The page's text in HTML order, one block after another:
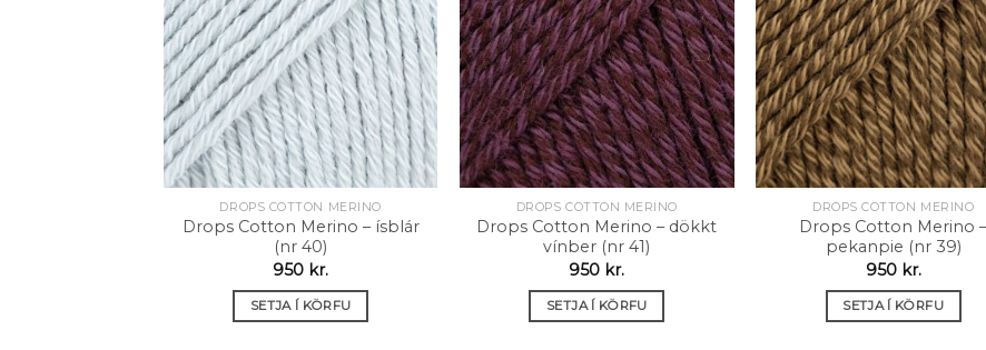
Setja á
óskalista
DROPS COTTON MERINO
Drops Cotton Merino – ísblár
(nr 40)
950 kr.
SETJA Í KÖRFU
Setja á
óskalista
DROPS COTTON MERINO
Drops Cotton Merino – dökkt
vínber (nr 41)
950 kr.
SETJA Í KÖRFU
DROPS COTTON MERINO
Drops Cotton Merino
pekanpie (nr 39)
950 kr.
SETJA Í KÖRFU